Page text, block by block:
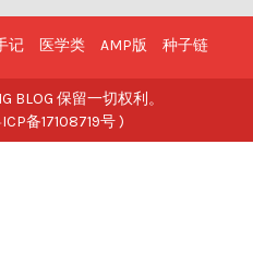
记 医学类 AMP版 种子链
BLOG 保留一切权利。
备17108719号 )